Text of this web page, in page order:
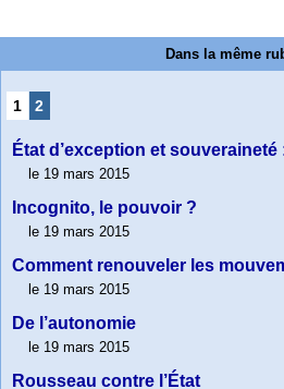
Dans la même
1 2
État d’exception et
le 19 mars 2015
Incognito, le pouvoir ?
le 19 mars 2015
Comment renouveler les
le 19 mars 2015
De l’autonomie
le 19 mars 2015
Rousseau contre l’État